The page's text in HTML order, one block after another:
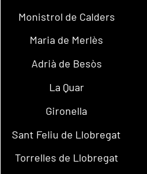
Monistrol de Calders
Maria de Merlès
Adrià de Besòs
La Quar
Gironella
Sant Feliu de Llobregat
Torrelles de Llobregat